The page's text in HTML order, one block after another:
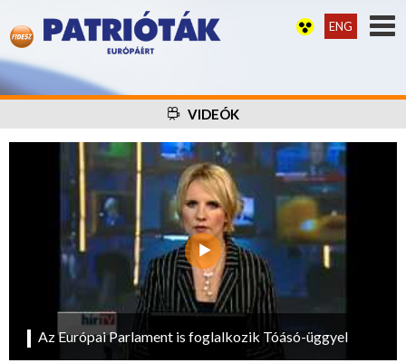
ENG
VIDEÓK
Az Európai Parlament is foglalkozik Tóásó-üggyel